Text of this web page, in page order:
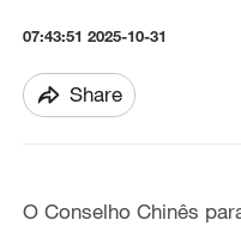
07:43:51 2025-10-31
Share
O Conselho Chinês